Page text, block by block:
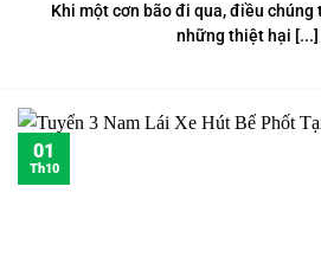
Khi một cơn bão đi qua, điều
những thiệt hại [...]
01
Th10